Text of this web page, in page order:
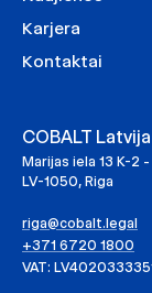
Karjera
Kontaktai
COBALT Latvija
Marijas iela 13 K-2 -
LV-1050, Riga
riga@cobalt.legal
+371 6720 1800
VAT: